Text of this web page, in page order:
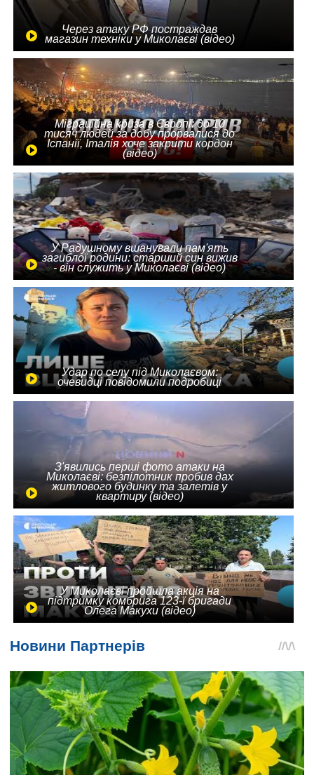
Через атаку РФ постраждав
магазин техніки у Миколаєві (відео)
Міграційна криза в Європі: до 10
тисяч людей за добу прорвалися до
Іспанії, Італія хоче закрити кордон
(відео)
У Радушному вшанували пам'ять
загиблої родини: старший син вижив
- він служить у Миколаєві (відео)
Удар по селу під Миколаєвом:
очевидці повідомили подробиці
З'явились перші фото атаки на
Миколаєві: безпілотник пробив дах
житлового будинку та залетів у
квартиру (відео)
У Миколаєві пройшла акція на
підтримку комбрига 123-ї бригади
Олега Макухи (відео)